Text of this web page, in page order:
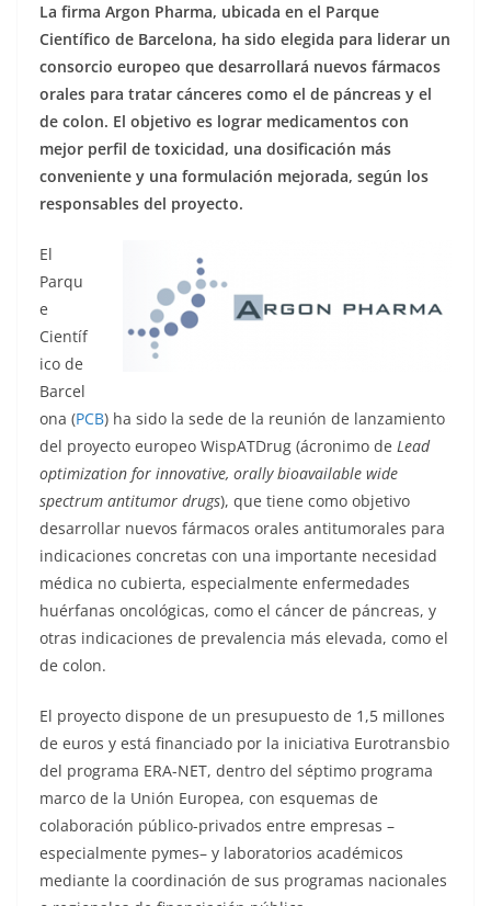
La firma Argon Pharma, ubicada en el Parque
Científico de Barcelona, ha sido elegida para liderar un
consorcio europeo que desarrollará nuevos fármacos
orales para tratar cánceres como el de páncreas y el
de colon. El objetivo es lograr medicamentos con
mejor perfil de toxicidad, una dosificación más
conveniente y una formulación mejorada, según los
responsables del proyecto.
El
Parqu
e
Científ
ico de
Barcel
ona (PCB) ha sido la sede de la reunión de lanzamiento
del proyecto europeo WispATDrug (ácronimo de Lead
optimization for innovative, orally bioavailable wide
spectrum antitumor drugs), que tiene como objetivo
desarrollar nuevos fármacos orales antitumorales para
indicaciones concretas con una importante necesidad
médica no cubierta, especialmente enfermedades
huérfanas oncológicas, como el cáncer de páncreas, y
otras indicaciones de prevalencia más elevada, como el
de colon.
El proyecto dispone de un presupuesto de 1,5 millones
de euros y está financiado por la iniciativa Eurotransbio
del programa ERA-NET, dentro del séptimo programa
marco de la Unión Europea, con esquemas de
colaboración público-privados entre empresas –
especialmente pymes– y laboratorios académicos
mediante la coordinación de sus programas nacionales